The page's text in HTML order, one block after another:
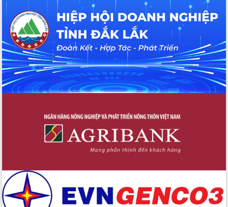
hiện nhiệm vụ quản lý tài sản công
hàng tuần
Tháo gỡ những vướng mắc, đẩy mạnh
công tác cải cách thủ tục hành chính
tại Trung tâm Phục vụ hành chính
công tỉnh
Đắk Lắk: Tôn vinh 46 giải pháp tại Hội
thi Sáng tạo Kỹ thuật 2024 - 2025
Phó Chủ tịch UBND tỉnh Đắk Lắk
Trương Công Thái kiểm tra thực địa
Dự án cao tốc Khánh Hòa - Buôn Ma
sản sống” trong dòng chảy toàn cầu
Xây dựng nông thôn mới: Nâng cao đời
sống người dân từ những mô hình thiết